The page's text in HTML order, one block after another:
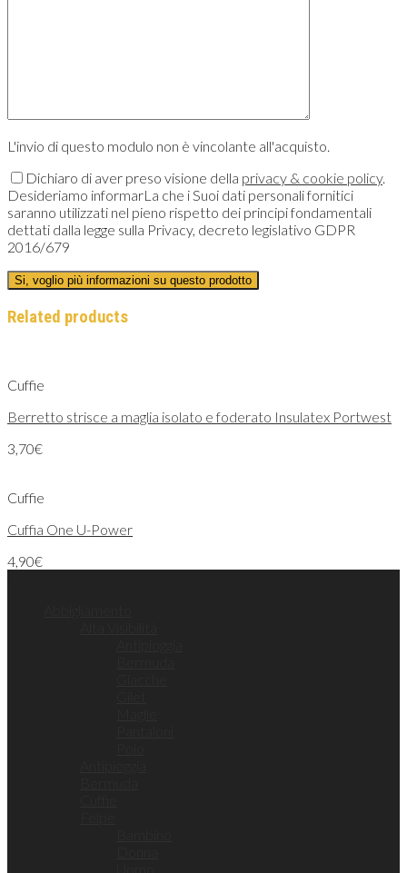
L'invio di questo modulo non è vincolante all'acquisto.
Dichiaro di aver preso visione della privacy & cookie policy.
Desideriamo informarLa che i Suoi dati personali fornitici
saranno utilizzati nel pieno rispetto dei principi fondamentali
dettati dalla legge sulla Privacy, decreto legislativo GDPR
2016/679
Related products
Cuffie
Berretto strisce a maglia isolato e foderato Insulatex Portwest
3,70€
Cuffie
Cuffia One U-Power
4,90€